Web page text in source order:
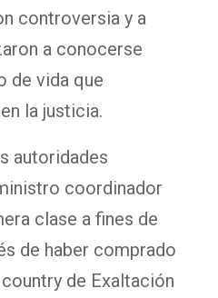
controversia y a
a conocerse
de vida que
la justicia.
autoridades
coordinador
clase a fines de
de haber comprado
de Exaltación